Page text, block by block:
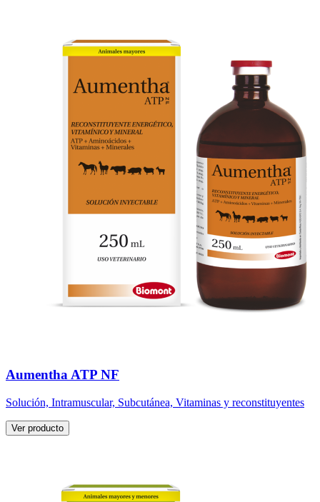
Aumentha ATP NF
Solución, Intramuscular, Subcutánea, Vitaminas y reconstituyentes
Ver producto